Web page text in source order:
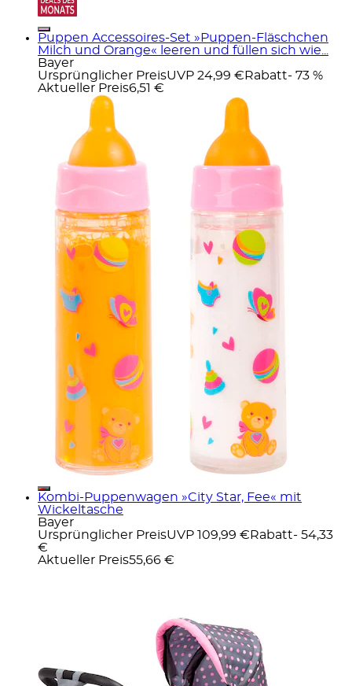
Puppen Accessoires-Set »Puppen-Fläschchen
Milch und Orange« leeren und füllen sich wie...
Bayer
Ursprünglicher PreisUVP 24,99 € Rabatt- 73 %
Aktueller Preis6,51 €
Kombi-Puppenwagen »City Star, Fee« mit
Wickeltasche
Bayer
Ursprünglicher PreisUVP 109,99 € Rabatt- 54,33
€
Aktueller Preis55,66 €